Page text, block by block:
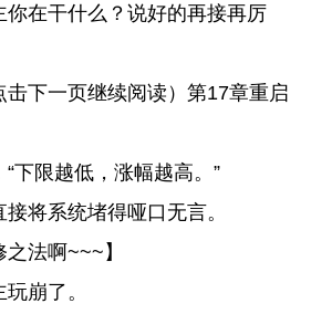
在干什么？说好的再接再厉
下一页继续阅读）第17章重启
下限越低，涨幅越高。”
将系统堵得哑口无言。
法啊~~~】
崩了。